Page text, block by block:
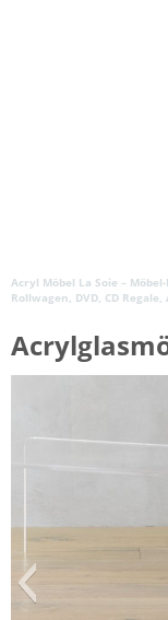
Acryl Möbel La Soie –
Rollwagen, DVD, CD